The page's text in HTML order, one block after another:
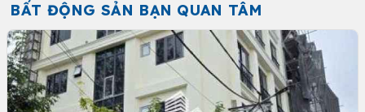
BẤT ĐỘNG SẢN BẠN QUAN TÂM